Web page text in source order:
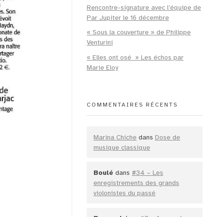
Rencontre-signature avec l’équipe de
Par Jupiter le 16 décembre
« Sous la couverture » de Philippe
Venturini
« Elles ont osé » Les échos par
Marie Eloy
COMMENTAIRES RÉCENTS
Marina Chiche dans Dose de
musique classique
Boulé dans #34 – Les
enregistrements des grands
violonistes du passé